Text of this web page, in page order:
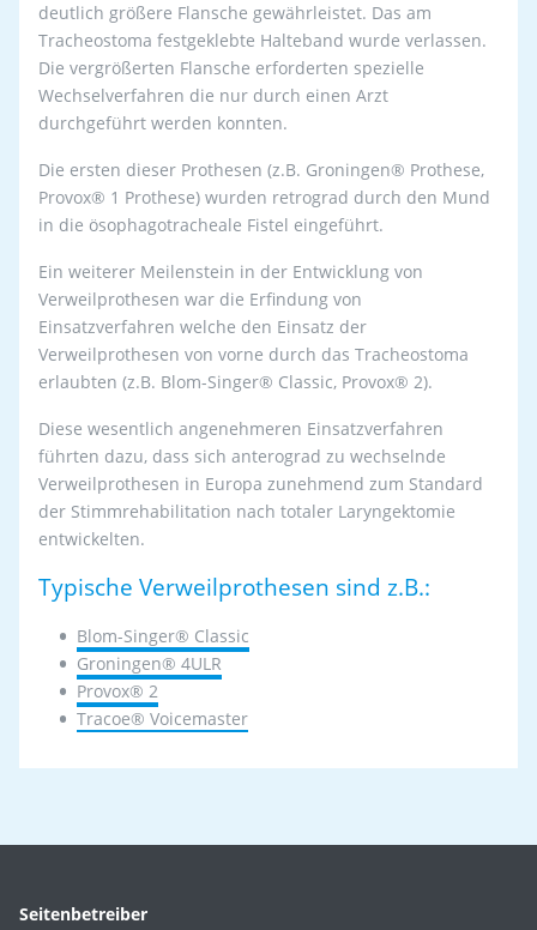
deutlich größere Flansche gewährleistet. Das am
Tracheostoma festgeklebte Halteband wurde verlassen.
Die vergrößerten Flansche erforderten spezielle
Wechselverfahren die nur durch einen Arzt
durchgeführt werden konnten.
Die ersten dieser Prothesen (z.B. Groningen® Prothese,
Provox® 1 Prothese) wurden retrograd durch den Mund
in die ösophagotracheale Fistel eingeführt.
Ein weiterer Meilenstein in der Entwicklung von
Verweilprothesen war die Erfindung von
Einsatzverfahren welche den Einsatz der
Verweilprothesen von vorne durch das Tracheostoma
erlaubten (z.B. Blom-Singer® Classic, Provox® 2).
Diese wesentlich angenehmeren Einsatzverfahren
führten dazu, dass sich anterograd zu wechselnde
Verweilprothesen in Europa zunehmend zum Standard
der Stimmrehabilitation nach totaler Laryngektomie
entwickelten.
Typische Verweilprothesen sind z.B.:
Blom-Singer® Classic
Groningen® 4ULR
Provox® 2
Tracoe® Voicemaster
Seitenbetreiber